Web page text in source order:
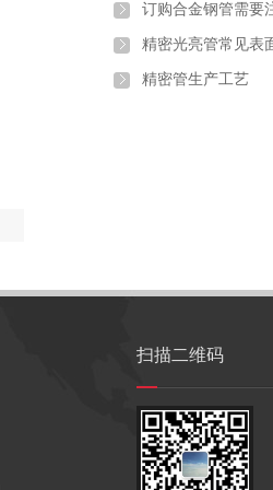
订购合金钢管需要
精密光亮管常见表
精密管生产工艺
扫描二维码